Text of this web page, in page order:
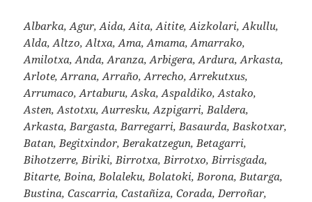
Albarka, Agur, Aida, Aita, Aitite, Aizkolari, Akullu,
Alda, Altzo, Altxa, Ama, Amama, Amarrako,
Amilotxa, Anda, Aranza, Arbigera, Ardura, Arkasta,
Arlote, Arrana, Arraño, Arrecho, Arrekutxus,
Arrumaco, Artaburu, Aska, Aspaldiko, Astako,
Asten, Astotxu, Aurresku, Azpigarri, Baldera,
Arkasta, Bargasta, Barregarri, Basaurda, Baskotxar,
Batan, Begitxindor, Berakatzegun, Betagarri,
Bihotzerre, Biriki, Birrotxa, Birrotxo, Birrisgada,
Bitarte, Boina, Bolaleku, Bolatoki, Borona, Butarga,
Bustina, Cascarria, Castañiza, Corada, Derroñar,